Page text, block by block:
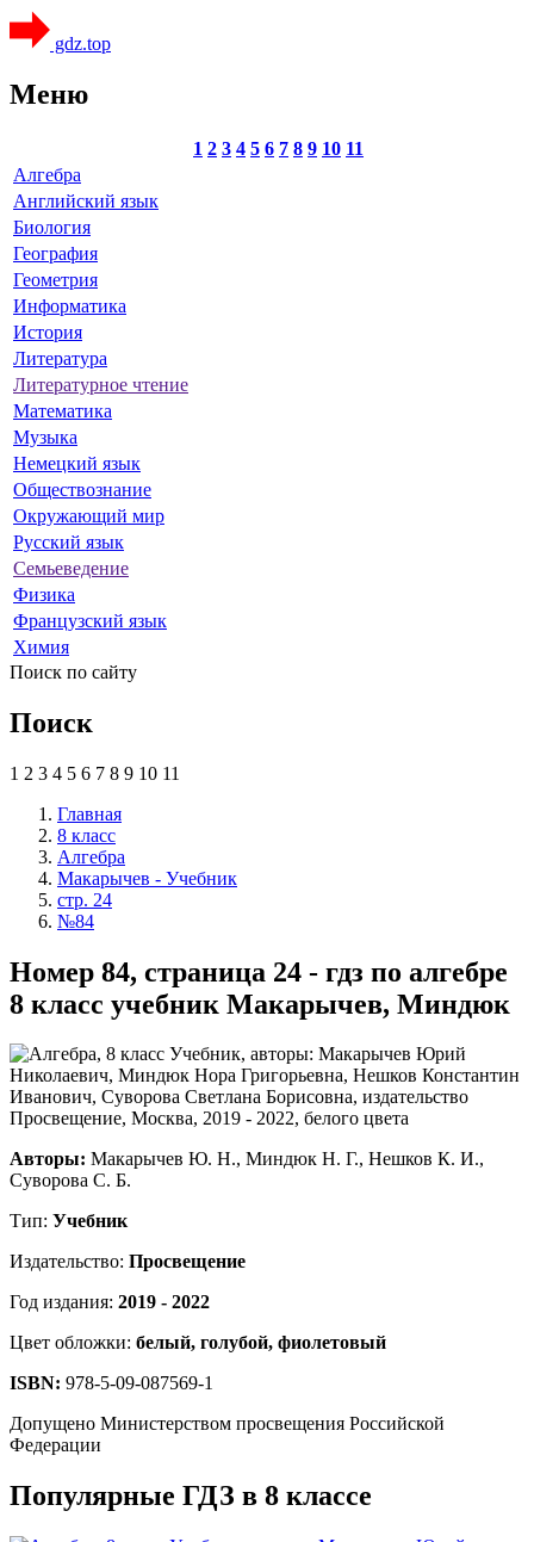
gdz.top
Меню
1 2 3 4 5 6 7 8 9 10 11
Алгебра
Английский язык
Биология
География
Геометрия
Информатика
История
Литература
Литературное чтение
Математика
Музыка
Немецкий язык
Обществознание
Окружающий мир
Русский язык
Семьеведение
Физика
Французский язык
Химия
Поиск по сайту
Поиск
1 2 3 4 5 6 7 8 9 10 11
Главная
8 класс
Алгебра
Макарычев - Учебник
стр. 24
№84
Номер 84, страница 24 - гдз по алгебре
8 класс учебник Макарычев, Миндюк
Авторы: Макарычев Ю. Н., Миндюк Н. Г., Нешков К. И.,
Суворова С. Б.
Тип: Учебник
Издательство: Просвещение
Год издания: 2019 - 2022
Цвет обложки: белый, голубой, фиолетовый
ISBN: 978-5-09-087569-1
Допущено Министерством просвещения Российской
Федерации
Популярные ГДЗ в 8 классе